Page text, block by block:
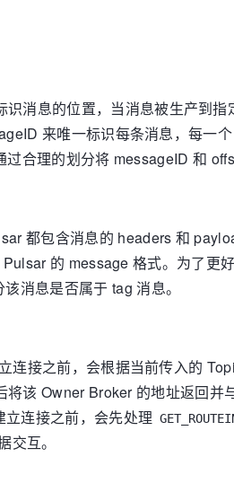
消息的位置，当消息被生产到
来唯一标识每条消息，每一个
过合理的划分将 messageID 和
都包含消息的 headers 和
的 message 格式。为了更
消息是否属于 tag 消息。
连接之前，会根据当前传入的
该 Owner Broker 的地址返回
连接之前，会先处理
交互。